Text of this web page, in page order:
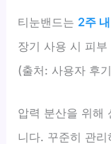
티눈밴드는 2주 내
장기 사용 시 피
(출처: 사용자 후
압력 분산을 위해
니다. 꾸준히 관